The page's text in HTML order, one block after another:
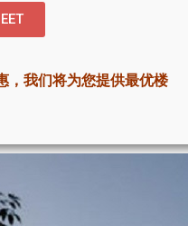
，我们将为您提供最优楼